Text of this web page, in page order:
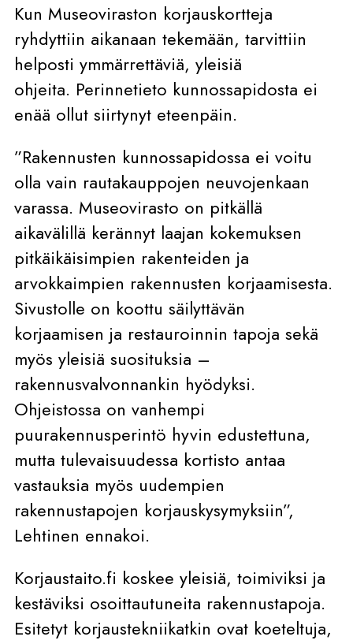
Kun Museoviraston korjauskortteja
ryhdyttiin aikanaan tekemään, tarvittiin
helposti ymmärrettäviä, yleisiä
ohjeita. Perinnetieto kunnossapidosta ei
enää ollut siirtynyt eteenpäin.
”Rakennusten kunnossapidossa ei voitu
olla vain rautakauppojen neuvojenkaan
varassa. Museovirasto on pitkällä
aikavälillä kerännyt laajan kokemuksen
pitkäikäisimpien rakenteiden ja
arvokkaimpien rakennusten korjaamisesta.
Sivustolle on koottu säilyttävän
korjaamisen ja restauroinnin tapoja sekä
myös yleisiä suosituksia –
rakennusvalvonnankin hyödyksi.
Ohjeistossa on vanhempi
puurakennusperintö hyvin edustettuna,
mutta tulevaisuudessa kortisto antaa
vastauksia myös uudempien
rakennustapojen korjauskysymyksiin”,
Lehtinen ennakoi.
Korjaustaito.fi koskee yleisiä, toimiviksi ja
kestäviksi osoittautuneita rakennustapoja.
Esitetyt korjaustekniikatkin ovat koeteltuja,